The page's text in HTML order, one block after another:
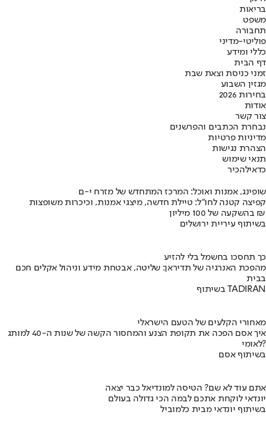
בריאות
משפט
תחבורה
פוליטי-מדיני
כללי ומידע
דף הבית
זמני כניסת וצאת שבת
מגזין השבוע
בחירות 2026
אודות
צור קשר
נבחרת הכתבים והפרשנים
מדיניות פרטיות
הצהרת נגישות
תנאי שימוש
כדאילהכיר
שופינג, אמנות ואוכל: המרכז המתחדש של מזרח י-ם
קפיצה קטנה לחו"ל: טיילת חדשה, מיצגי אמנות, וכיכרות משופצות
בהשקעה של 100 מיליון ₪
בשיתוף עיריית ירושלים
כך תחסכו בחשמל בלי להזיע
מהפכת האנרגיה של תדיראן: שליטה, אבטחת מידע וניהול אקלים חכם
בבית
בשיתוף TADIRAN
מאחורי הקלעים של הטעם הישראלי
איך אסם הפכה את תקופת הצנע והמחסור הקשה של שנות ה-40 למותג
לאומי?
בשיתוף אסם
אתם עוד לא שם? הטיסה למונדיאל כבר יצאה
יונדאי לוקחת אתכם לבמה הכי גדולה בעולם
בשיתוף יונדאי מבית כלמוביל